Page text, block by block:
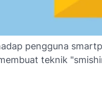
pengguna
teknik